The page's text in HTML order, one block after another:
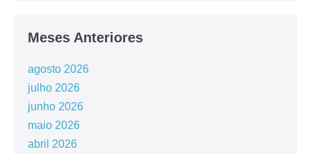
Meses Anteriores
agosto 2026
julho 2026
junho 2026
maio 2026
abril 2026